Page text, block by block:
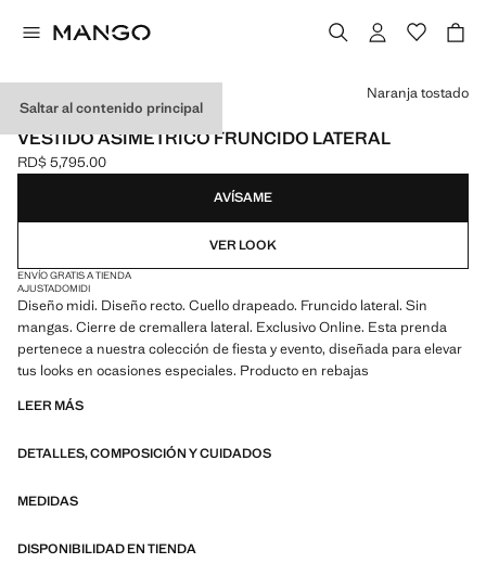
Saltar al contenido principal
EXCLUSIVO ONLINE
VESTIDO ASIMÉTRICO FRUNCIDO LATERAL
Precio actual [RD$ 5,795.00 ]
RD$ 5,795.00
Selecciona un color
Naranja tostado
AVÍSAME
VER LOOK
ENVÍO GRATIS A TIENDA
AJUSTADOMIDI
Diseño midi. Diseño recto. Cuello drapeado. Fruncido lateral. Sin
mangas. Cierre de cremallera lateral. Exclusivo Online. Esta prenda
pertenece a nuestra colección de fiesta y evento, diseñada para elevar
tus looks en ocasiones especiales. Producto en rebajas
LEER MÁS
DETALLES, COMPOSICIÓN Y CUIDADOS
MEDIDAS
DISPONIBILIDAD EN TIENDA